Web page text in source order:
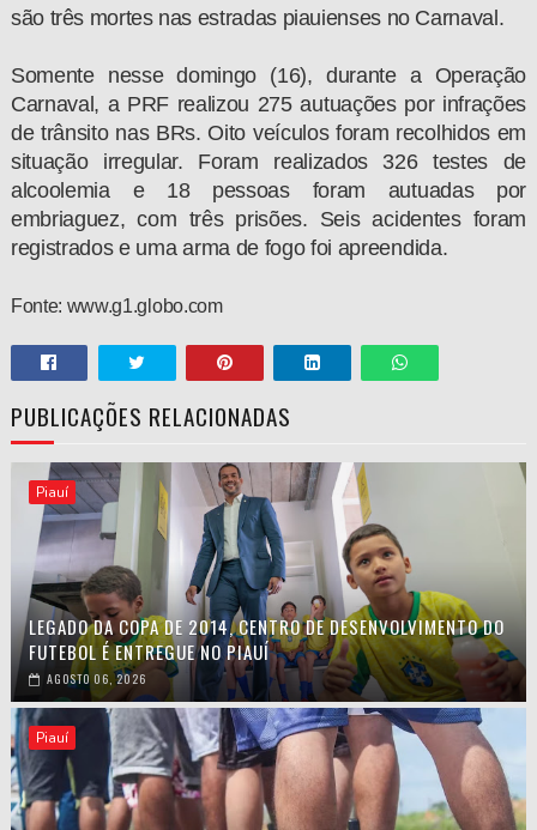
são três mortes nas estradas piauienses no Carnaval.
Somente nesse domingo (16), durante a Operação
Carnaval, a PRF realizou 275 autuações por infrações
de trânsito nas BRs. Oito veículos foram recolhidos em
situação irregular. Foram realizados 326 testes de
alcoolemia e 18 pessoas foram autuadas por
embriaguez, com três prisões. Seis acidentes foram
registrados e uma arma de fogo foi apreendida.
Fonte: www.g1.globo.com
PUBLICAÇÕES RELACIONADAS
Piauí
LEGADO DA COPA DE 2014, CENTRO DE DESENVOLVIMENTO DO
FUTEBOL É ENTREGUE NO PIAUÍ
AGOSTO 06, 2026
Piauí